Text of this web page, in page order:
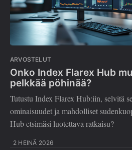
ARVOSTELUT
Onko Index Flarex Hub
pelkkää pöhinää?
Tutustu Index Flarex Hub:iin, selvitä
ominaisuudet ja mahdolliset
Hub etsimäsi luotettava ratkaisu?
2 HEINÄ 2026